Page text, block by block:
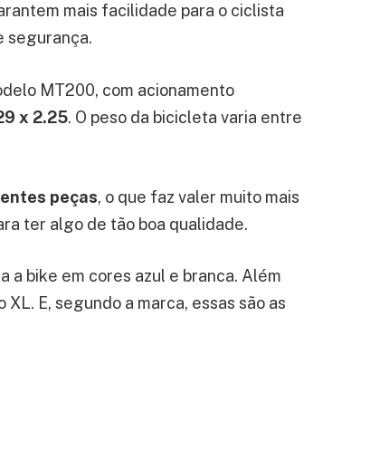
mais facilidade para o ciclista
segurança.
MT200, com acionamento
x 2.25. O peso da bicicleta varia entre
peças, o que faz valer muito mais
ter algo de tão boa qualidade.
a bike em cores azul e branca. Além
E, segundo a marca, essas são as